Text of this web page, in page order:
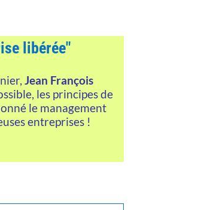
libérée"
Jean François
les principes de
le management
entreprises !